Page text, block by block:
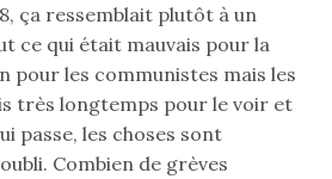
ça ressemblait plutôt à un
ce qui était mauvais pour la
pour les communistes mais les
très longtemps pour le voir et
passe, les choses sont
Combien de grèves